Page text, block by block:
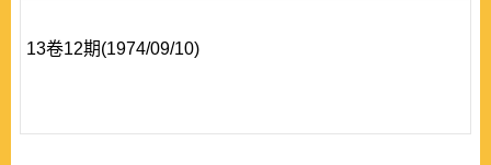
13卷12期(1974/09/10)